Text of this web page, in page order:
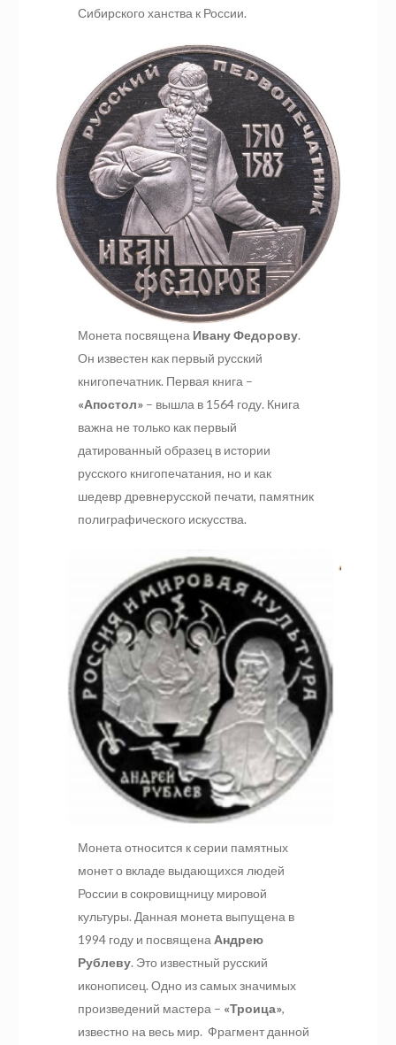
Сибирского ханства к России.
Монета посвящена Ивану Федорову.
Он известен как первый русский
книгопечатник. Первая книга –
«Апостол» – вышла в 1564 году. Книга
важна не только как первый
датированный образец в истории
русского книгопечатания, но и как
шедевр древнерусской печати, памятник
полиграфического искусства.
Монета относится к серии памятных
монет о вкладе выдающихся людей
России в сокровищницу мировой
культуры. Данная монета выпущена в
1994 году и посвящена Андрею
Рублеву. Это известный русский
иконописец. Одно из самых значимых
произведений мастера – «Троица»,
известно на весь мир. Фрагмент данной